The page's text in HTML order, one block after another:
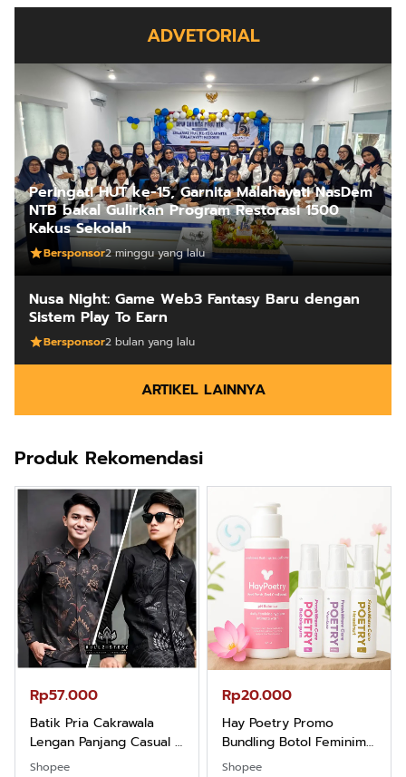
ADVETORIAL
Peringati HUT ke-15, Garnita Malahayati NasDem
NTB bakal Gulirkan Program Restorasi 1500
Kakus Sekolah
Bersponsor2 minggu yang lalu
Nusa Night: Game Web3 Fantasy Baru dengan
Sistem Play To Earn
Bersponsor2 bulan yang lalu
ARTIKEL LAINNYA
Produk Rekomendasi
Rp57.000
Batik Pria Cakrawala
Lengan Panjang Casual -
Kemeja Batik Pria
Shopee
Rp20.000
Hay Poetry Promo
Bundling Botol Feminim
Care Perawatan
Shopee